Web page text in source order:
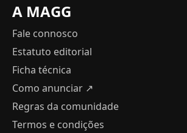
A MAGG
Fale connosco
Estatuto editorial
Ficha técnica
Como anunciar ↗
Regras da comunidade
Termos e condições